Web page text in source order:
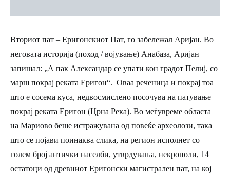
Вториот пат – Еригонскиот Пат, го забележал Аријан. Во
неговата историја (поход / војување) Анабаза, Аријан
запишал: „А пак Александар се упати кон градот Пелиј, со
марш покрај реката Еригон“. Оваа реченица и покрај тоа
што е сосема куса, недвосмислено посочува на патување
покрај реката Еригон (Црна Река). Во меѓувреме областа
на Мариово беше истражувана од повеќе археолози, така
што се појави поинаква слика, на регион исполнет со
голем број антички населби, утврдувања, некрополи, 14
остатоци од древниот Еригонски магистрален пат, на кој